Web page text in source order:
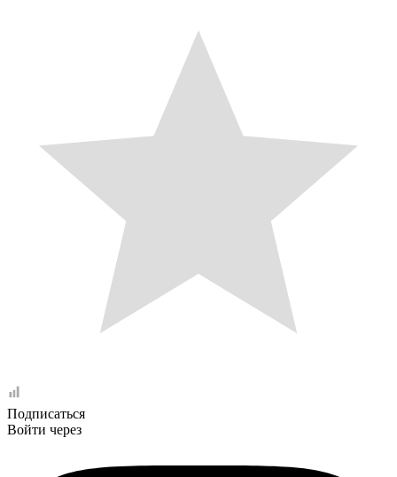
Подписаться
Войти через